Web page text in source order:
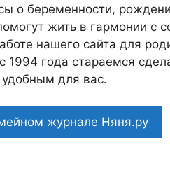
о беременности,
жить в гармонии с
нашего сайта для
1994 года стараемся
для вас.
журнале Няня.ру